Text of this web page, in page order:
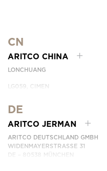
CN
ARITCO CHINA
LONCHUANG
LG059, CIMEN
SHANGHAI, CHINA
EMAIL:INFO.CHINA@ARITCO.COM
TELEPON:
+86 400 6233 121
HUBUNGI KAMI
DE
ARITCO JERMAN
ARITCO DEUTSCHLAND GMBH
WIDENMAYERSTRASSE 31
DE – 80538 MÜNCHEN